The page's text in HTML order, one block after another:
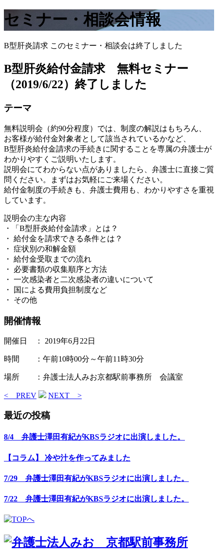
セミナー・相談会情報
B型肝炎請求 このセミナー・相談会は終了しました
B型肝炎給付金請求 無料セミナー
（2019/6/22）終了しました
テーマ
無料説明会（約90分程度）では、制度の解説はもちろん、
お客様が給付金対象者として該当されているかなど、
B型肝炎給付金請求の手続きに関することを専属の弁護士が
わかりやすくご説明いたします。
説明会にてわからない点がありましたら、弁護士に直接ご質
問ください。まずはお気軽にご来場ください。
給付金制度の手続きも、弁護士費用も、わかりやすさを重視
しています。
説明会の主な内容
・「B型肝炎給付金請求」とは？
・ 給付金を請求できる条件とは？
・ 症状別の和解金額
・ 給付金受取までの流れ
・ 必要書類の収集順序と方法
・ 一次感染者と二次感染者の違いについて
・ 国による費用負担制度など
・ その他
開催情報
開催日 ： 2019年6月22日
時間 ：午前10時00分～午前11時30分
場所 ：弁護士法人みお京都駅前事務所 会議室
< PREV NEXT >
最近の投稿
8/4 弁護士澤田有紀がKBSラジオに出演しました。
【コラム】 冷や汁を作ってみました
7/29 弁護士澤田有紀がKBSラジオに出演しました。
7/22 弁護士澤田有紀がKBSラジオに出演しました。